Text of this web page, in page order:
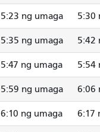
5:23 ng umaga 5:30
5:35 ng umaga 5:42
5:47 ng umaga 5:54
5:59 ng umaga 6:06
6:10 ng umaga 6:17